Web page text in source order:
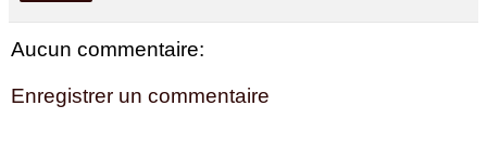
Aucun commentaire:
Enregistrer un commentaire